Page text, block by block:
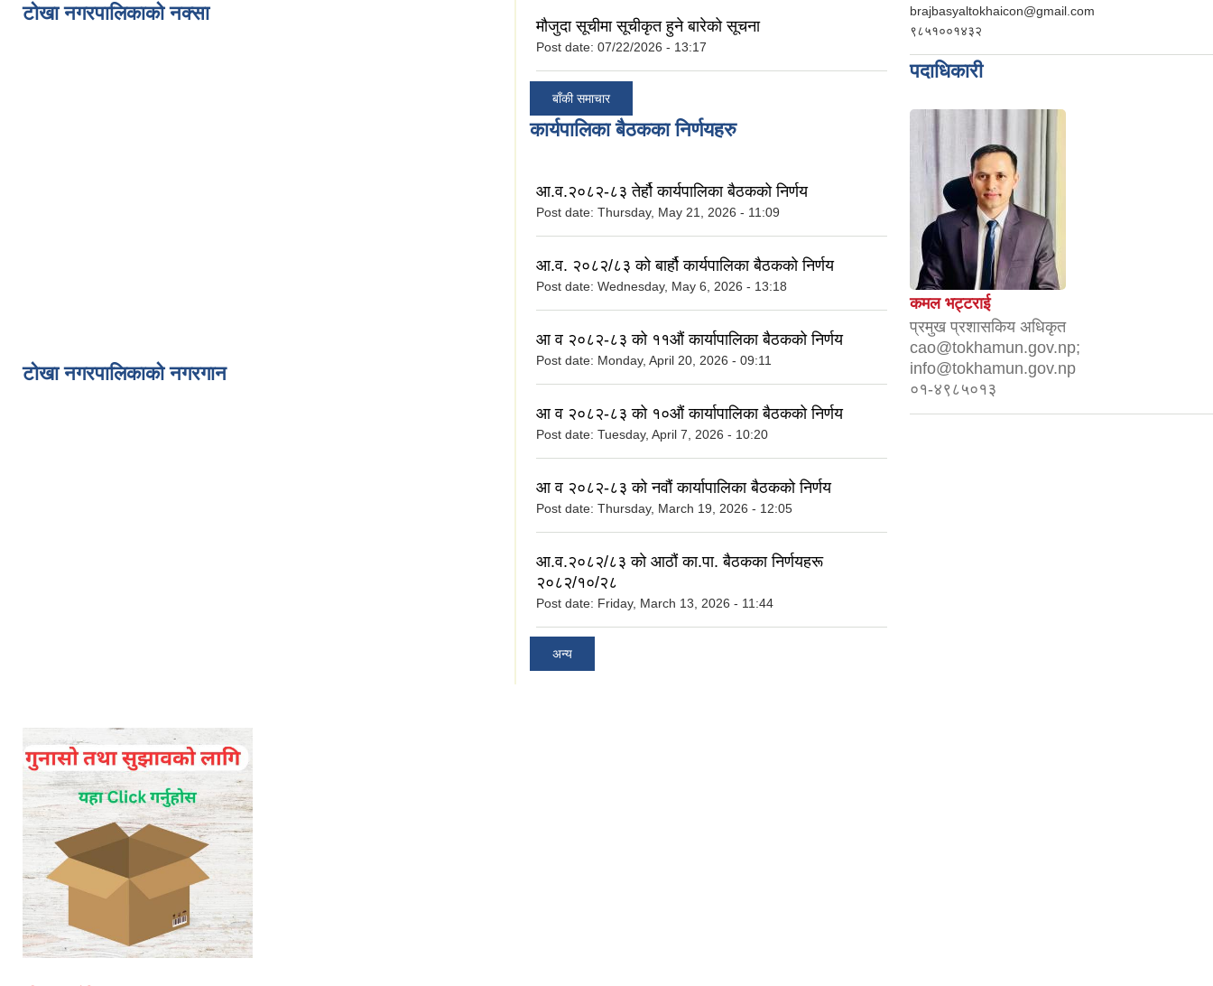
टोखा नगरपालिकाको नक्सा
टोखा नगरपालिकाको नगरगान
मौजुदा सूचीमा सूचीकृत हुने बारेको सूचना
Post date: 07/22/2026 - 13:17
बाँकी समाचार
कार्यपालिका बैठकका निर्णयहरु
आ.व.२०८२-८३ तेर्हौ कार्यपालिका बैठकको निर्णय
Post date: Thursday, May 21, 2026 - 11:09
आ.व. २०८२/८३ को बार्हौ कार्यपालिका बैठकको निर्णय
Post date: Wednesday, May 6, 2026 - 13:18
आ व २०८२-८३ को ११औं कार्यापालिका बैठकको निर्णय
Post date: Monday, April 20, 2026 - 09:11
आ व २०८२-८३ को १०औं कार्यापालिका बैठकको निर्णय
Post date: Tuesday, April 7, 2026 - 10:20
आ व २०८२-८३ को नवौं कार्यापालिका बैठकको निर्णय
Post date: Thursday, March 19, 2026 - 12:05
आ.व.२०८२/८३ काे आठौं का.पा. बैठकका निर्णयहरू
२०८२/१०/२८
Post date: Friday, March 13, 2026 - 11:44
अन्य
brajbasyaltokhaicon@gmail.com
९८५१००१४३२
पदाधिकारी
कमल भट्टराई
प्रमुख प्रशासकिय अधिकृत
cao@tokhamun.gov.np;
info@tokhamun.gov.np
०१-४९८५०१३